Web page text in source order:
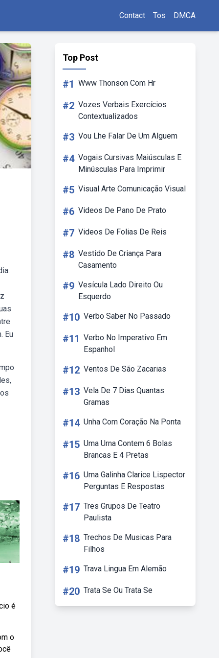
Contact Tos DMCA
Eu
é
o
Top Post
#1 Www Thonson Com Hr
#2 Vozes Verbais Exercícios
Contextualizados
#3 Vou Lhe Falar De Um Alguem
#4 Vogais Cursivas Maiúsculas E
Minúsculas Para Imprimir
#5 Visual Arte Comunicação Visual
#6 Videos De Pano De Prato
#7 Videos De Folias De Reis
#8 Vestido De Criança Para
Casamento
#9 Vesícula Lado Direito Ou
Esquerdo
#10 Verbo Saber No Passado
#11 Verbo No Imperativo Em
Espanhol
#12 Ventos De São Zacarias
#13 Vela De 7 Dias Quantas
Gramas
#14 Unha Com Coração Na Ponta
#15 Uma Urna Contem 6 Bolas
Brancas E 4 Pretas
#16 Uma Galinha Clarice Lispector
Perguntas E Respostas
#17 Tres Grupos De Teatro
Paulista
#18 Trechos De Musicas Para
Filhos
#19 Trava Lingua Em Alemão
#20 Trata Se Ou Trata Se